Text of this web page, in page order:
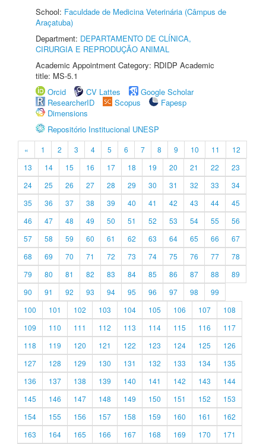
School: Faculdade de Medicina Veterinária (Câmpus de
Araçatuba)
Department: DEPARTAMENTO DE CLÍNICA,
CIRURGIA E REPRODUÇÃO ANIMAL
Academic Appointment Category: RDIDP Academic
title: MS-5.1
Orcid
CV Lattes
Google Scholar
ResearcherID
Scopus
Fapesp
Dimensions
Repositório Institucional UNESP
« 1 2 3 4 5 6 7 8 9 10 11
12
13
14 15 16 17 18 19 20 21 22
23
24
25 26 27 28 29 30 31 32 33
34
35
36 37 38 39 40 41 42 43 44
45
46
47 48 49 50 51 52 53 54 55
56
57
58 59 60 61 62 63 64 65 66
67
68
69 70 71 72 73 74 75 76 77
78
79
80 81 82 83 84 85 86 87 88
89
90
91 92 93 94 95 96 97 98
99
100
101 102 103 104 105 106 107
108
109
110 111 112 113 114 115 116
117
118
119 120 121 122 123 124 125
126
127
128 129 130 131 132 133 134
135
136
137 138 139 140 141 142 143
144
145
146 147 148 149 150 151 152
153
154
155 156 157 158 159 160 161
162
163
164 165 166 167 168 169 170
171